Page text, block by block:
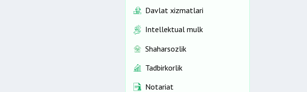
Davlat xizmatlari
Intellektual mulk
Shaharsozlik
Tadbirkorlik
Notariat